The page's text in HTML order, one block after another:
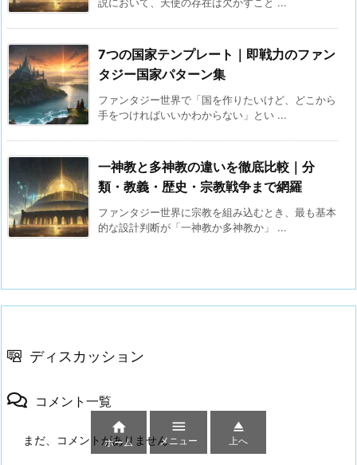
説において、天使の存在は欠かすこと ...
7つの国家テンプレート｜即戦力のファン
タジー国家パターン集
ファンタジー世界で「国を作りたいけど、どこから
手をつければいいかわからない」とい ...
一神教と多神教の違いを徹底比較｜分
類・教義・歴史・宗教戦争まで網羅
ファンタジー世界に宗教を組み込むとき、最も基本
的な設計判断が「一神教か多神教か」 ...
ディスカッション
コメント一覧
まだ、コメントがありません

ホーム

メニュー

上へ